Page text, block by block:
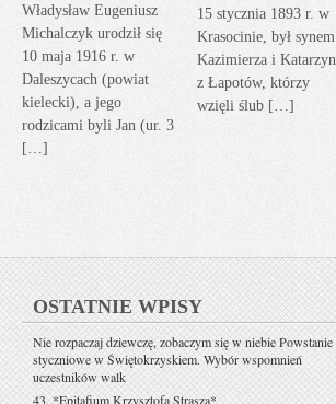
Władysław Eugeniusz
Michalczyk urodził się
10 maja 1916 r. w
Daleszycach (powiat
kielecki), a jego
rodzicami byli Jan (ur. 3
[…]
15 stycznia 1893 r. w
Krasocinie, był synem
Kazimierza i
z Łapotów, którzy
wzięli ślub […]
OSTATNIE WPISY
Nie rozpaczaj dziewczę, zobaczym się w niebie Powstanie
styczniowe w Świętokrzyskiem. Wybór wspomnień
uczestników walk
43. *Epitafium Krzysztofa Strasza*